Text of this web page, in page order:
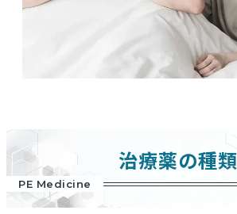
治療薬の種類
PE Medicine